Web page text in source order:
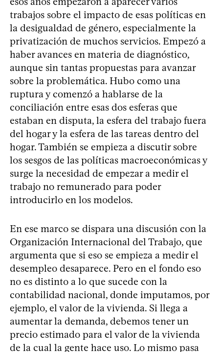
trabajos sobre el impacto de esas políticas en
la desigualdad de género, especialmente la
privatización de muchos servicios. Empezó a
haber avances en materia de diagnóstico,
aunque sin tantas propuestas para avanzar
sobre la problemática. Hubo como una
ruptura y comenzó a hablarse de la
conciliación entre esas dos esferas que
estaban en disputa, la esfera del trabajo fuera
del hogar y la esfera de las tareas dentro del
hogar. También se empieza a discutir sobre
los sesgos de las políticas macroeconómicas y
surge la necesidad de empezar a medir el
trabajo no remunerado para poder
introducirlo en los modelos.
En ese marco se dispara una discusión con la
Organización Internacional del Trabajo, que
argumenta que si eso se empieza a medir el
desempleo desaparece. Pero en el fondo eso
no es distinto a lo que sucede con la
contabilidad nacional, donde imputamos, por
ejemplo, el valor de la vivienda. Si llega a
aumentar la demanda, debemos tener un
precio estimado para el valor de la vivienda
de la cual la gente hace uso. Lo mismo pasa